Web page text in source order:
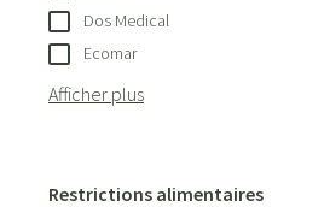
Dos Medical
Ecomar
Afficher plus
Restrictions alimentaires